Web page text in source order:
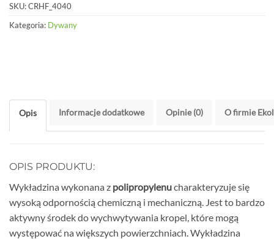
SKU:CRHF_4040
Kategoria: Dywany
Opis Informacje dodatkowe Opinie (0) O firmie
OPIS PRODUKTU:
Wykładzina wykonana z polipropylenucharakteryzuje się
wysoką odpornością chemiczną i mechaniczną. Jest to bardzo
aktywny środek do wychwytywania kropel, które mogą
występować na większych powierzchniach. Wykładzina